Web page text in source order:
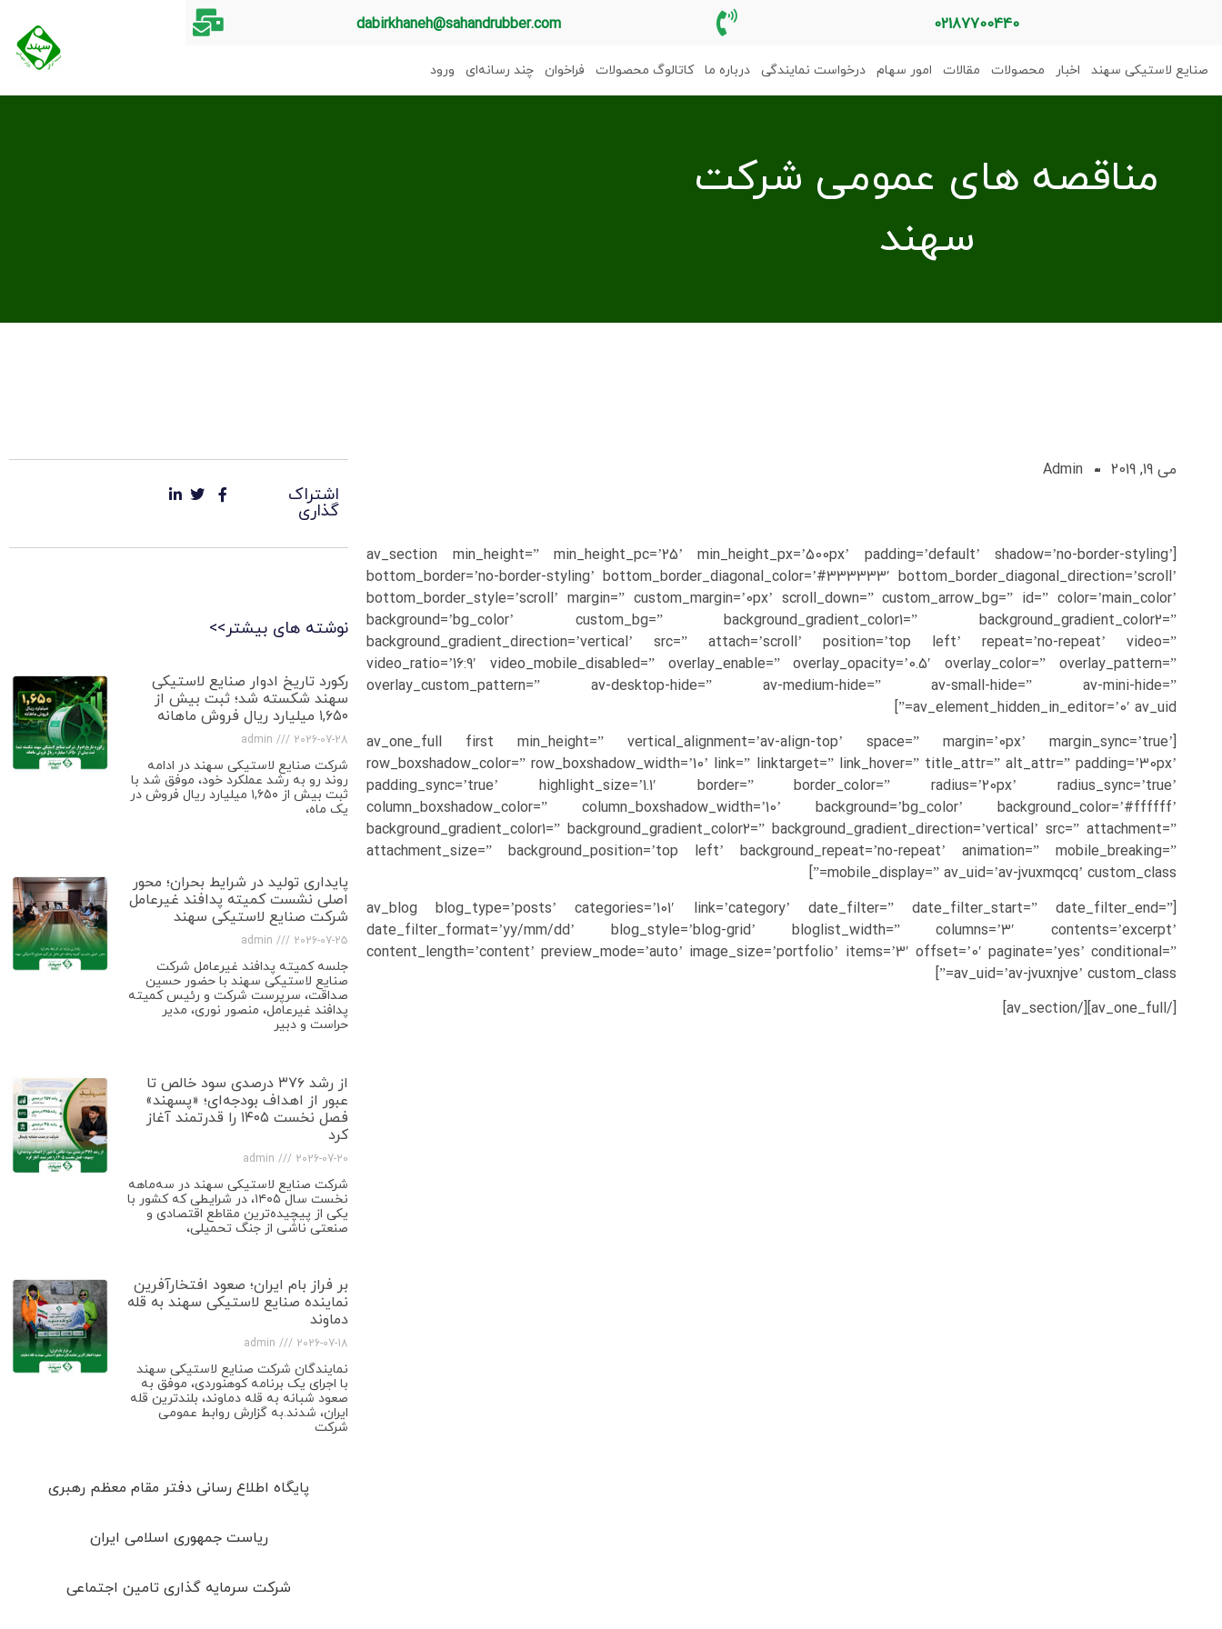
02187700440
dabirkhaneh@sahandrubber.com
صنایع لاستیکی سهند اخبار محصولات مقالات امور سهام درخواست نمایندگی درباره ما کاتالوگ محصولات فراخوان چند رسانه‌ای ورود
مناقصه های عمومی شرکت
سهند
می 19, 2019 Admin
[av_section min_height=” min_height_pc=’25’ min_height_px=’500px’ padding=’default’ shadow=’no-border-styling’
bottom_border=’no-border-styling’ bottom_border_diagonal_color=’#333333′ bottom_border_diagonal_direction=’scroll’
bottom_border_style=’scroll’ margin=” custom_margin=’0px’ scroll_down=” custom_arrow_bg=” id=” color=’main_color’
background=’bg_color’ custom_bg=” background_gradient_color1=” background_gradient_color2=”
background_gradient_direction=’vertical’ src=” attach=’scroll’ position=’top left’ repeat=’no-repeat’ video=”
video_ratio=’16:9′ video_mobile_disabled=” overlay_enable=” overlay_opacity=’0.5′ overlay_color=” overlay_pattern=”
overlay_custom_pattern=” av-desktop-hide=” av-medium-hide=” av-small-hide=” av-mini-hide=”
av_element_hidden_in_editor=’0′ av_uid=”]
[av_one_full first min_height=” vertical_alignment=’av-align-top’ space=” margin=’0px’ margin_sync=’true’
row_boxshadow_color=” row_boxshadow_width=’10’ link=” linktarget=” link_hover=” title_attr=” alt_attr=” padding=’30px’
padding_sync=’true’ highlight_size=’1.1′ border=” border_color=” radius=’20px’ radius_sync=’true’
column_boxshadow_color=” column_boxshadow_width=’10’ background=’bg_color’ background_color=’#ffffff’
background_gradient_color1=” background_gradient_color2=” background_gradient_direction=’vertical’ src=” attachment=”
attachment_size=” background_position=’top left’ background_repeat=’no-repeat’ animation=” mobile_breaking=”
mobile_display=” av_uid=’av-jvuxmqcq’ custom_class=”]
[av_blog blog_type=’posts’ categories=’101′ link=’category’ date_filter=” date_filter_start=” date_filter_end=”
date_filter_format=’yy/mm/dd’ blog_style=’blog-grid’ bloglist_width=” columns=’3′ contents=’excerpt’
content_length=’content’ preview_mode=’auto’ image_size=’portfolio’ items=’3′ offset=’0′ paginate=’yes’ conditional=”
av_uid=’av-jvuxnjve’ custom_class=”]
[/av_one_full][/av_section]
اشتراک
گذاری
نوشته های بیشتر>>
رکورد تاریخ ادوار صنایع لاستیکی
سهند شکسته شد؛ ثبت بیش از
۱,۶۵۰ میلیارد ریال فروش ماهانه
admin 2026-07-28
شرکت صنایع لاستیکی سهند در ادامه
روند رو به رشد عملکرد خود، موفق شد با
ثبت بیش از ۱,۶۵۰ میلیارد ریال فروش در
یک ماه،
پایداری تولید در شرایط بحران؛ محور
اصلی نشست کمیته پدافند غیرعامل
شرکت صنایع لاستیکی سهند
admin 2026-07-25
جلسه کمیته پدافند غیرعامل شرکت
صنایع لاستیکی سهند با حضور حسین
صداقت، سرپرست شرکت و رئیس کمیته
پدافند غیرعامل، منصور نوری، مدیر
حراست و دبیر
از رشد ۳۷۶ درصدی سود خالص تا
عبور از اهداف بودجه‌ای؛ «پسهند»
فصل نخست ۱۴۰۵ را قدرتمند آغاز
کرد
admin 2026-07-20
شرکت صنایع لاستیکی سهند در سه‌ماهه
نخست سال ۱۴۰۵، در شرایطی که کشور با
یکی از پیچیده‌ترین مقاطع اقتصادی و
صنعتی ناشی از جنگ تحمیلی،
بر فراز بام ایران؛ صعود افتخارآفرین
نماینده صنایع لاستیکی سهند به قله
دماوند
admin 2026-07-18
نمایندگان شرکت صنایع لاستیکی سهند
با اجرای یک برنامه کوهنوردی، موفق به
صعود شبانه به قله دماوند، بلندترین قله
ایران، شدند.به گزارش روابط عمومی
شرکت
پایگاه اطلاع رسانی دفتر مقام معظم رهبری
ریاست جمهوری اسلامی ایران
شرکت سرمایه گذاری تامین اجتماعی